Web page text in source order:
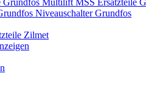
Ersatzteile
Niveauschalter Grundfos
Zilmet